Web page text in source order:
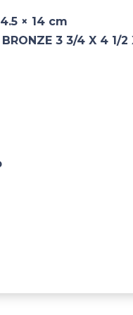
× 14 cm
3 3/4 X 4 1/2